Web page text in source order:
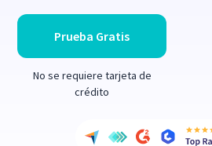
Prueba Gratis
No se requiere tarjeta de
crédito